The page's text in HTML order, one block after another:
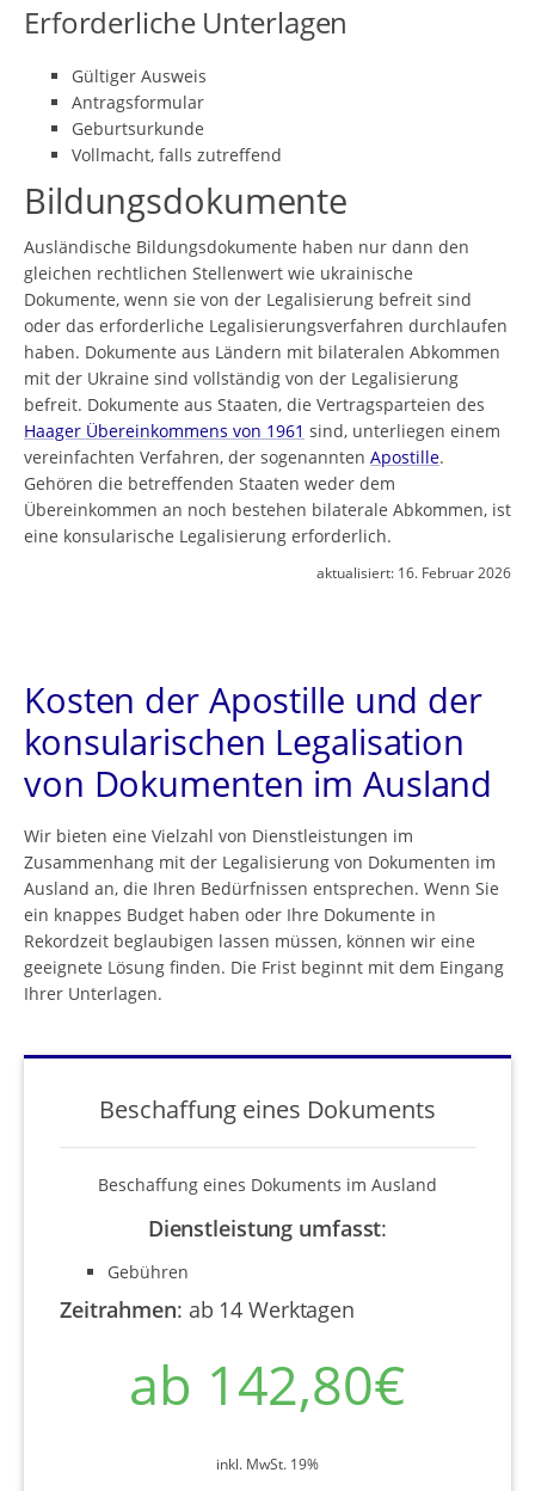
Erforderliche Unterlagen
Gültiger Ausweis
Antragsformular
Geburtsurkunde
Vollmacht, falls zutreffend
Bildungsdokumente
Ausländische Bildungsdokumente haben nur dann den
gleichen rechtlichen Stellenwert wie ukrainische
Dokumente, wenn sie von der Legalisierung befreit sind
oder das erforderliche Legalisierungsverfahren durchlaufen
haben. Dokumente aus Ländern mit bilateralen Abkommen
mit der Ukraine sind vollständig von der Legalisierung
befreit. Dokumente aus Staaten, die Vertragsparteien des
Haager Übereinkommens von 1961 sind, unterliegen einem
vereinfachten Verfahren, der sogenannten Apostille.
Gehören die betreffenden Staaten weder dem
Übereinkommen an noch bestehen bilaterale Abkommen, ist
eine konsularische Legalisierung erforderlich.
aktualisiert: 16. Februar 2026
Kosten der Apostille und der
konsularischen Legalisation
von Dokumenten im Ausland
Wir bieten eine Vielzahl von Dienstleistungen im
Zusammenhang mit der Legalisierung von Dokumenten im
Ausland an, die Ihren Bedürfnissen entsprechen. Wenn Sie
ein knappes Budget haben oder Ihre Dokumente in
Rekordzeit beglaubigen lassen müssen, können wir eine
geeignete Lösung finden. Die Frist beginnt mit dem Eingang
Ihrer Unterlagen.
Beschaffung eines Dokuments
Beschaffung eines Dokuments im Ausland
Dienstleistung umfasst:
Gebühren
Zeitrahmen: ab 14 Werktagen
ab 142,80€
inkl. MwSt. 19%